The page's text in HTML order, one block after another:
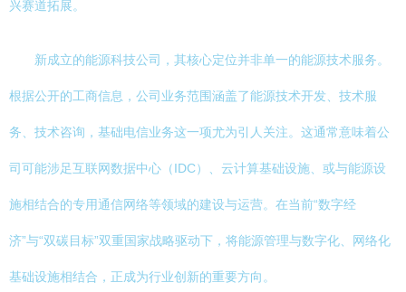
兴赛道拓展。
新成立的能源科技公司，其核心定位并非单一的能源技术服务。
根据公开的工商信息，公司业务范围涵盖了能源技术开发、技术服
务、技术咨询，基础电信业务这一项尤为引人关注。这通常意味着公
司可能涉足互联网数据中心（IDC）、云计算基础设施、或与能源设
施相结合的专用通信网络等领域的建设与运营。在当前“数字经
济”与“双碳目标”双重国家战略驱动下，将能源管理与数字化、网络化
基础设施相结合，正成为行业创新的重要方向。